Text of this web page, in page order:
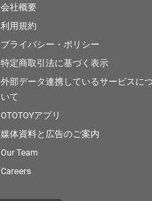
会社概要
利用規約
プライバシー・ポリシー
特定商取引法に基づく表示
外部データ連携しているサービスにつ
いて
OTOTOYアプリ
媒体資料と広告のご案内
Our Team
Careers